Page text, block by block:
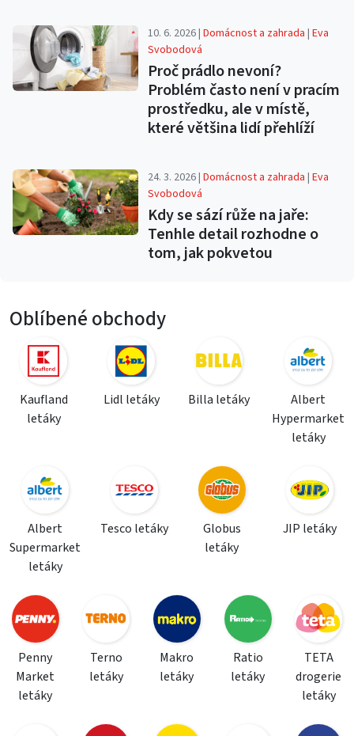
10. 6. 2026 |Domácnost a zahrada |Eva
Svobodová
Proč prádlo nevoní?
Problém často není v pracím
prostředku, ale v místě,
které většina lidí přehlíží
24. 3. 2026 |Domácnost a zahrada |Eva
Svobodová
Kdy se sází růže na jaře:
Tenhle detail rozhodne o
tom, jak pokvetou
Oblíbené obchody
Kaufland
letáky
Lidl letáky Billa letáky
Albert
Hypermarket
letáky
Albert
Supermarket
letáky
Tesco letáky
Globus
letáky
JIP letáky
Penny
Market
letáky
Terno
letáky
Makro
letáky
Ratio
letáky
TETA
drogerie
letáky